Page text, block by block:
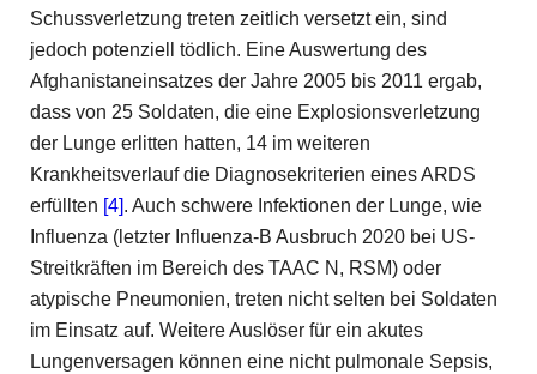
Schussverletzung treten zeitlich versetzt ein, sind
jedoch potenziell tödlich. Eine Auswertung des
Afghanistaneinsatzes der Jahre 2005 bis 2011 ergab,
dass von 25 Soldaten, die eine Explosionsverletzung
der Lunge erlitten hatten, 14 im weiteren
Krankheitsverlauf die Diagnosekriterien eines ARDS
erfüllten [4]. Auch schwere Infektionen der Lunge, wie
Influenza (letzter Influenza-B Ausbruch 2020 bei US-
Streitkräften im Bereich des TAAC N, RSM) oder
atypische Pneumonien, treten nicht selten bei Soldaten
im Einsatz auf. Weitere Auslöser für ein akutes
Lungenversagen können eine nicht pulmonale Sepsis,